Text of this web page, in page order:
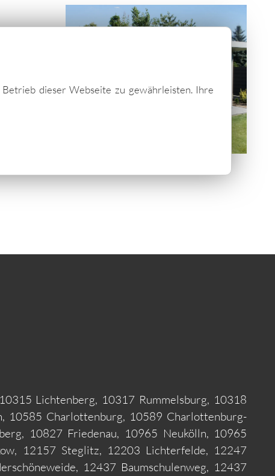
Lichtenberg, 10317 Rummelsburg, 10318
10585 Charlottenburg, 10589 Charlottenburg-
10827 Friedenau, 10965 Neukölln, 10965
12157 Steglitz, 12203 Lichterfelde, 12247
12437 Baumschulenweg, 12437
dieser Webseite zu gewährleisten. Ihre